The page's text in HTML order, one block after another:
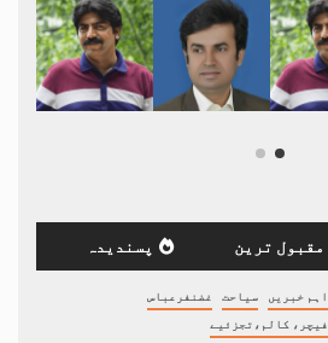
مقبول ترین پسندیدہ
اہم خبریں سیاحت غضنفرعباس
فیچر، کالم،تجزئیے